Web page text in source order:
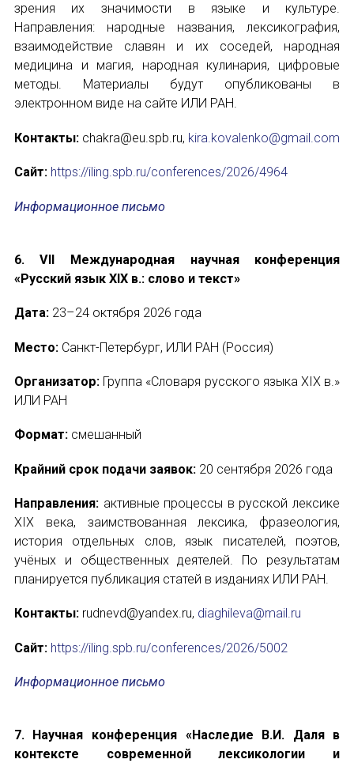
зрения их значимости в языке и культуре.
Направления: народные названия, лексикография,
взаимодействие славян и их соседей, народная
медицина и магия, народная кулинария, цифровые
методы. Материалы будут опубликованы в
электронном виде на сайте ИЛИ РАН.
Контакты: chakra@eu.spb.ru, kira.kovalenko@gmail.com
Сайт: https://iling.spb.ru/conferences/2026/4964
Информационное письмо
6. VII Международная научная конференция
«Русский язык XIX в.: слово и текст»
Дата: 23–24 октября 2026 года
Место:Санкт-Петербург, ИЛИ РАН (Россия)
Организатор: Группа «Словаря русского языка XIX в.»
ИЛИ РАН
Формат:смешанный
Крайний срок подачи заявок:20 сентября 2026 года
Направления: активные процессы в русской лексике
XIX века, заимствованная лексика, фразеология,
история отдельных слов, язык писателей, поэтов,
учёных и общественных деятелей. По результатам
планируется публикация статей в изданиях ИЛИ РАН.
Контакты:rudnevd@yandex.ru, diaghileva@mail.ru
Сайт: https://iling.spb.ru/conferences/2026/5002
Информационное письмо
7. Научная конференция «Наследие В.И. Даля в
контексте современной лексикологии и
ИМЯ
E-MAIL
СООБЩЕНИЕ
E-MAIL
Подписаться